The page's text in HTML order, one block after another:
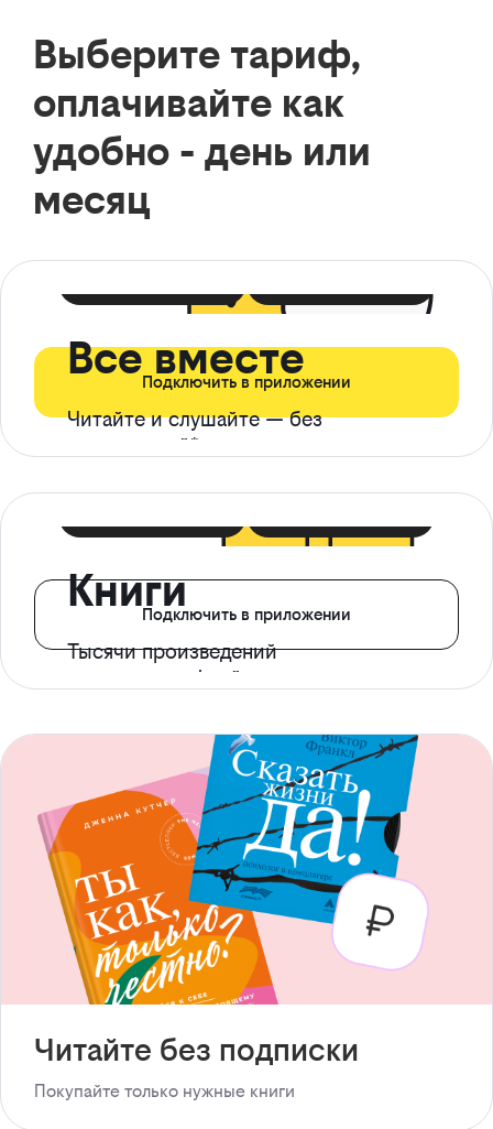
Выберите тариф,
оплачивайте как
удобно - день или
месяц
Все вместе
Читайте и слушайте — без
ограничений*
Подключить в приложении
Книги
Тысячи произведений
с доступом офлайн
Подключить в приложении
Читайте без подписки
Покупайте только нужные книги